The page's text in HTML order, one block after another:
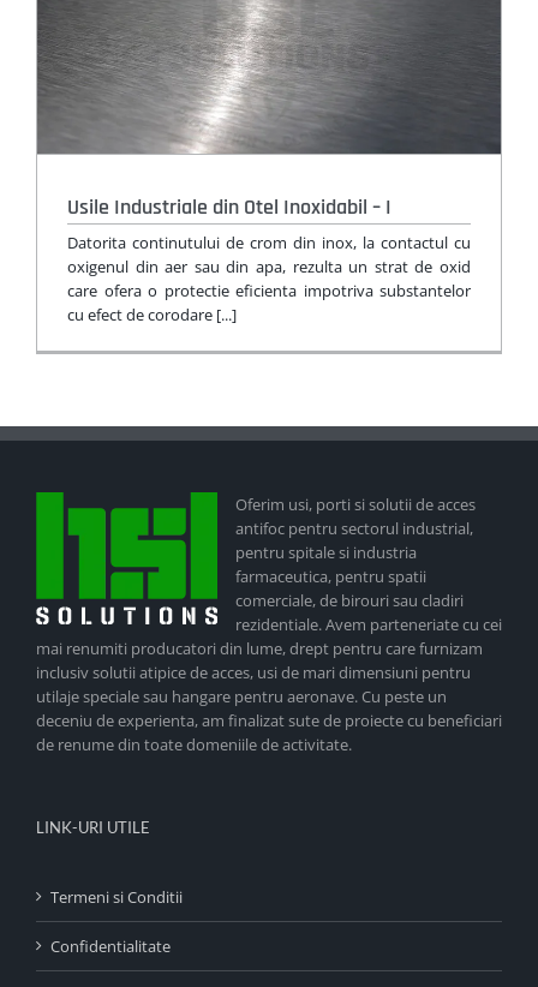
Usile Industriale din Otel Inoxidabil – I
Datorita continutului de crom din inox, la contactul cu
oxigenul din aer sau din apa, rezulta un strat de oxid
care ofera o protectie eficienta impotriva substantelor
cu efect de corodare [...]
Oferim usi, porti si solutii de acces
antifoc pentru sectorul industrial,
pentru spitale si industria
farmaceutica, pentru spatii
comerciale, de birouri sau cladiri
rezidentiale. Avem parteneriate cu cei
mai renumiti producatori din lume, drept pentru care furnizam
inclusiv solutii atipice de acces, usi de mari dimensiuni pentru
utilaje speciale sau hangare pentru aeronave. Cu peste un
deceniu de experienta, am finalizat sute de proiecte cu beneficiari
de renume din toate domeniile de activitate.
LINK-URI UTILE
Termeni si Conditii
Confidentialitate